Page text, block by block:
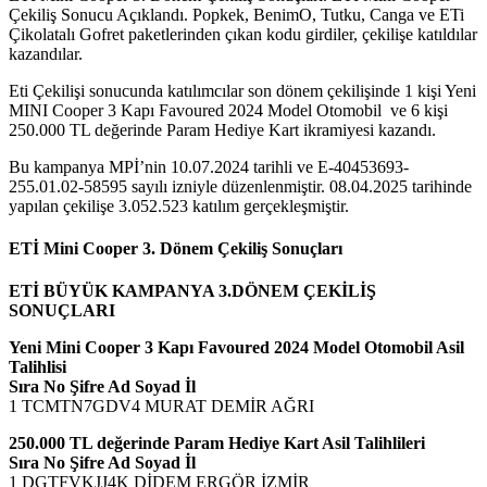
Çekiliş Sonucu Açıklandı. Popkek, BenimO, Tutku, Canga ve ETi
Çikolatalı Gofret paketlerinden çıkan kodu girdiler, çekilişe katıldılar
kazandılar.
Eti Çekilişi sonucunda katılımcılar son dönem çekilişinde 1 kişi Yeni
MINI Cooper 3 Kapı Favoured 2024 Model Otomobil ve 6 kişi
250.000 TL değerinde Param Hediye Kart ikramiyesi kazandı.
Bu kampanya MPİ’nin 10.07.2024 tarihli ve E-40453693-
255.01.02-58595 sayılı izniyle düzenlenmiştir. 08.04.2025 tarihinde
yapılan çekilişe 3.052.523 katılım gerçekleşmiştir.
ETİ Mini Cooper 3. Dönem Çekiliş Sonuçları
ETİ BÜYÜK KAMPANYA 3.DÖNEM ÇEKİLİŞ
SONUÇLARI
Yeni Mini Cooper 3 Kapı Favoured 2024 Model Otomobil Asil
Talihlisi
Sıra No Şifre Ad Soyad İl
1 TCMTN7GDV4 MURAT DEMİR AĞRI
250.000 TL değerinde Param Hediye Kart Asil Talihlileri
Sıra No Şifre Ad Soyad İl
1 DGTFVKJJ4K DİDEM ERGÖR İZMİR